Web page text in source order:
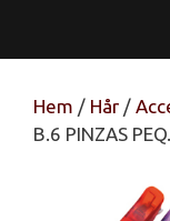
Hem / Hår /
B.6 PINZAS